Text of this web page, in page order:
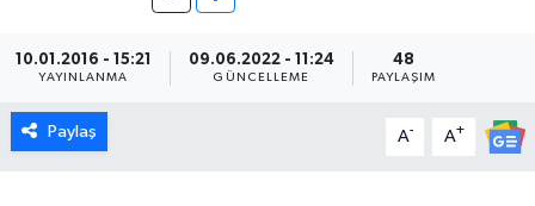
10.01.2016 - 15:21
YAYINLANMA
09.06.2022 - 11:24
GÜNCELLEME
48
PAYLAŞIM
Paylaş A- A+